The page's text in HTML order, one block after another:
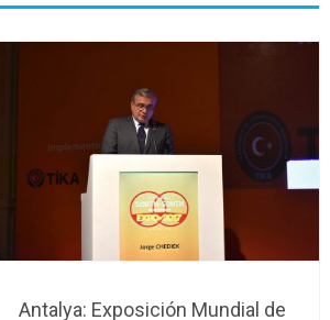
Antalya: Exposición Mundial de